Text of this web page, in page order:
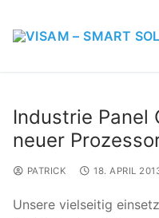
Industrie Panel
neuer
PATRICK 18. APRIL
Unsere vielseitig